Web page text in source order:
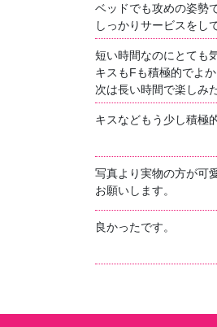
ベッドでも攻めの姿勢
しっかりサービスをし
短い時間なのにとても
キスもFも積極的でよか
次は長い時間で楽しみ
キスなどもう少し積極
写真より実物の方が可
お願いします。
良かったです。